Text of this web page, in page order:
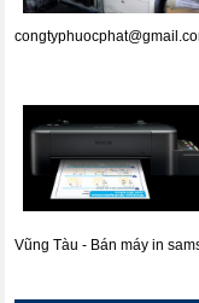
Vũng Tàu - Bán máy in